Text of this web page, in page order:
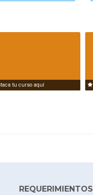
tu curso aquí
REQUERIMIENTOS